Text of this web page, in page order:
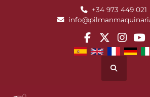
+34 973 449 021
facebook
twitter
Buscar